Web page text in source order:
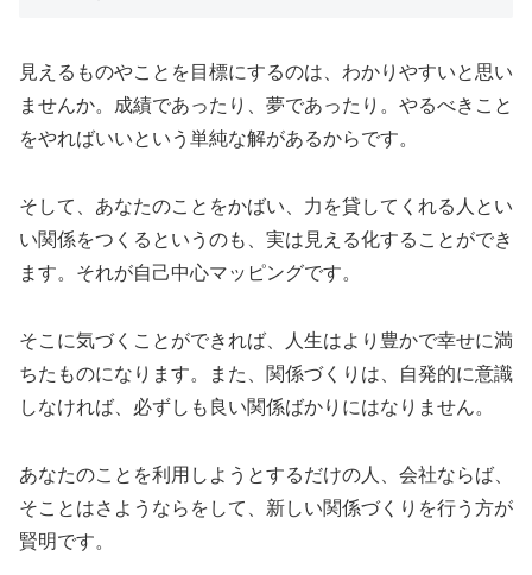
見えるものやことを目標にするのは、わかりやすいと思い
ませんか。成績であったり、夢であったり。やるべきこと
をやればいいという単純な解があるからです。
そして、あなたのことをかばい、力を貸してくれる人とい
い関係をつくるというのも、実は見える化することができ
ます。それが自己中心マッピングです。
そこに気づくことができれば、人生はより豊かで幸せに満
ちたものになります。また、関係づくりは、自発的に意識
しなければ、必ずしも良い関係ばかりにはなりません。
あなたのことを利用しようとするだけの人、会社ならば、
そことはさようならをして、新しい関係づくりを行う方が
賢明です。